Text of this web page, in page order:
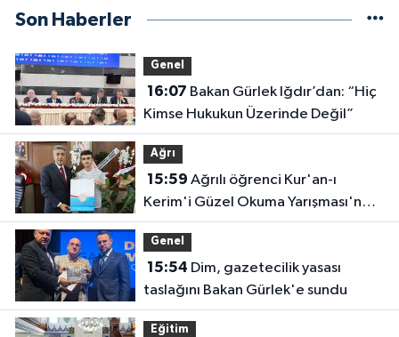
Son Haberler
Genel
16:07
Kimse Hukukun Üzerinde Değil”
Ağrı
15:59
Kerim'i Güzel Okuma Yarışması'nda
Türkiye ikincisi oldu
Genel
15:54
taslağını Bakan Gürlek'e sundu
Eğitim